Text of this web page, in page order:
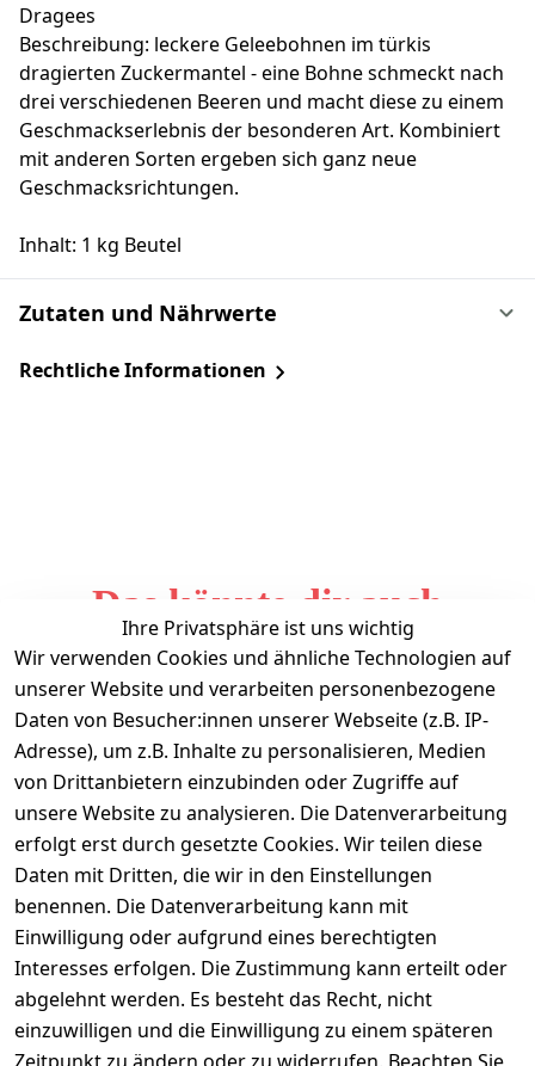
Dragees
Beschreibung: leckere Geleebohnen im türkis
dragierten Zuckermantel - eine Bohne schmeckt nach
drei verschiedenen Beeren und macht diese zu einem
Geschmackserlebnis der besonderen Art. Kombiniert
mit anderen Sorten ergeben sich ganz neue
Geschmacksrichtungen.
Inhalt: 1 kg Beutel
Zutaten und Nährwerte
Rechtliche Informationen
Das könnte dir auch
gefallen
Ihre Privatsphäre ist uns wichtig
Wir verwenden Cookies und ähnliche Technologien auf
unserer Website und verarbeiten personenbezogene
Daten von Besucher:innen unserer Webseite (z.B. IP-
Adresse), um z.B. Inhalte zu personalisieren, Medien
von Drittanbietern einzubinden oder Zugriffe auf
unsere Website zu analysieren. Die Datenverarbeitung
erfolgt erst durch gesetzte Cookies. Wir teilen diese
Daten mit Dritten, die wir in den Einstellungen
benennen. Die Datenverarbeitung kann mit
Einwilligung oder aufgrund eines berechtigten
Interesses erfolgen. Die Zustimmung kann erteilt oder
abgelehnt werden. Es besteht das Recht, nicht
einzuwilligen und die Einwilligung zu einem späteren
Informationen
Mein Konto
Vertrag widerrufen